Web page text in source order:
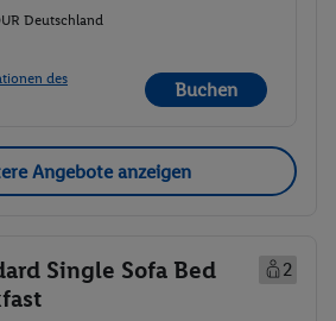
Deutschland
des
Buchen
Angebote anzeigen
Single Sofa Bed
2